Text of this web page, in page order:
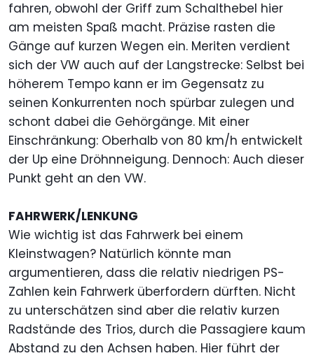
fahren, obwohl der Griff zum Schalthebel hier
am meisten Spaß macht. Präzise rasten die
Gänge auf kurzen Wegen ein. Meriten verdient
sich der VW auch auf der Langstrecke: Selbst bei
höherem Tempo kann er im Gegensatz zu
seinen Konkurrenten noch spürbar zulegen und
schont dabei die Gehörgänge. Mit einer
Einschränkung: Oberhalb von 80 km/h entwickelt
der Up eine Dröhnneigung. Dennoch: Auch dieser
Punkt geht an den VW.
FAHRWERK/LENKUNG
Wie wichtig ist das Fahrwerk bei einem
Kleinstwagen? Natürlich könnte man
argumentieren, dass die relativ niedrigen PS-
Zahlen kein Fahrwerk überfordern dürften. Nicht
zu unterschätzen sind aber die relativ kurzen
Radstände des Trios, durch die Passagiere kaum
Abstand zu den Achsen haben. Hier führt der